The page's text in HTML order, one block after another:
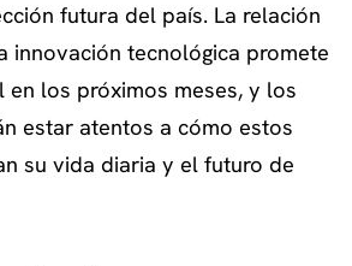
futura del país. La relación
innovación tecnológica promete
en los próximos meses, y los
estar atentos a cómo estos
su vida diaria y el futuro de